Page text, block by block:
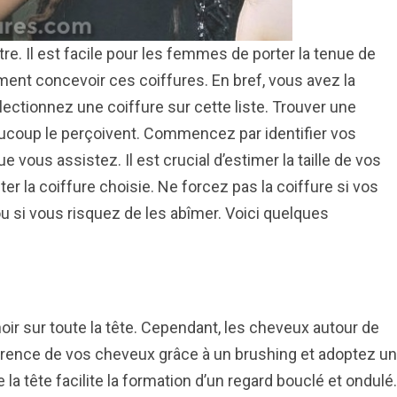
Il est facile pour les femmes de porter la tenue de
concevoir ces coiffures. En bref, vous avez la
une coiffure sur cette liste. Trouver une
le perçoivent. Commencez par identifier vos
vous assistez. Il est crucial d’estimer la taille de vos
la coiffure choisie. Ne forcez pas la coiffure si vos
si vous risquez de les abîmer. Voici quelques
sur toute la tête. Cependant, les cheveux autour de
de vos cheveux grâce à un brushing et adoptez un
tête facilite la formation d’un regard bouclé et ondulé.